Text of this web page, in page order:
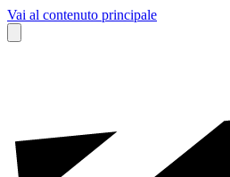
Vai al contenuto principale